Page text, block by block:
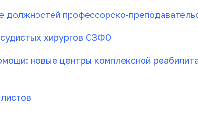
профессорско-
хирургов СЗФО
новые центры комплексной